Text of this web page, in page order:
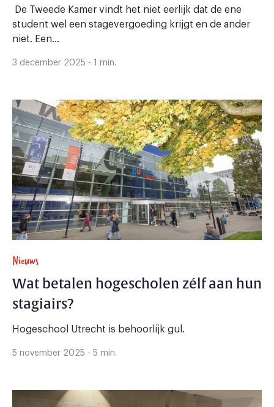
De Tweede Kamer vindt het niet eerlijk dat de ene
student wel een stagevergoeding krijgt en de ander
niet. Een...
3 december 2025 - 1 min.
Nieuws
Wat betalen hogescholen zélf aan hun
stagiairs?
Hogeschool Utrecht is behoorlijk gul.
5 november 2025 - 5 min.